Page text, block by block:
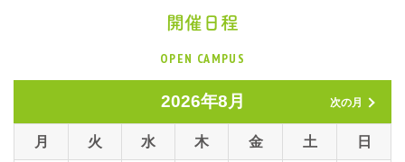
開催日程
OPEN CAMPUS
2026年8月
月 火 水 木 金 土 日
次の月